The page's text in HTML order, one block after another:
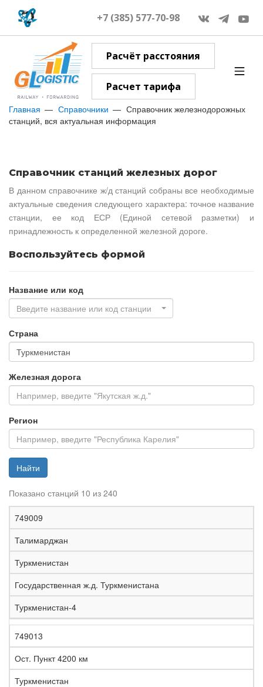
+7 (385) 577-70-98
Расчёт расстояния
Расчет тарифа
Главная Справочники
Справочник железнодорожных
станций, вся актуальная информация
Справочник станций железных дорог
В данном справочнике ж/д станций собраны все необходимые
актуальные сведения следующего характера: точное название
станции, ее код ЕСР (Единой сетевой разметки) и
принадлежность к определенной железной дороге.
Воспользуйтесь формой
Название или код
Введите название или код станции
Страна
Железная дорога
Регион
Найти
Показано станций 10 из 240
К
о
д
Н
а
з
в
а
н
и
е
С
т
а
н
а
е
л
е
з
н
а
я
д
о
о
г
а
е
и
о
н
749009
Талимарджан
Туркменистан
Государственная ж.д. Туркменистана
Туркменистан-4
749013
Ост. Пункт 4200 км
Туркменистан